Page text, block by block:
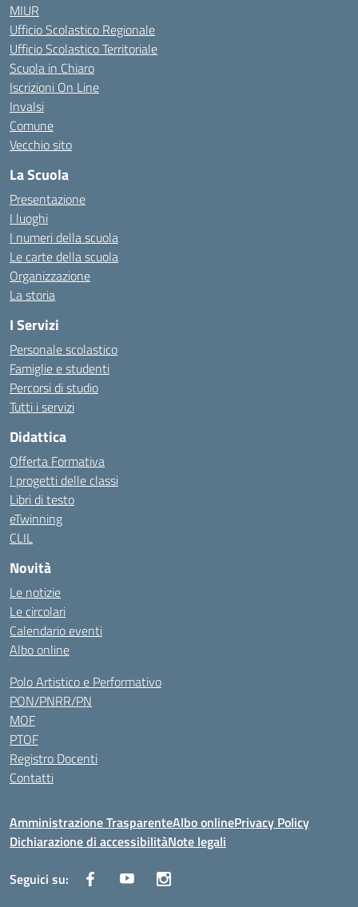
MIUR
Ufficio Scolastico Regionale
Ufficio Scolastico Territoriale
Scuola in Chiaro
Iscrizioni On Line
Invalsi
Comune
Vecchio sito
La Scuola
Presentazione
I luoghi
I numeri della scuola
Le carte della scuola
Organizzazione
La storia
I Servizi
Personale scolastico
Famiglie e studenti
Percorsi di studio
Tutti i servizi
Didattica
Offerta Formativa
I progetti delle classi
Libri di testo
eTwinning
CLIL
Novità
Le notizie
Le circolari
Calendario eventi
Albo online
Polo Artistico e Performativo
PON/PNRR/PN
MOF
PTOF
Registro Docenti
Contatti
Amministrazione TrasparenteAlbo onlinePrivacy Policy
Dichiarazione di accessibilitàNote legali
Seguici su: